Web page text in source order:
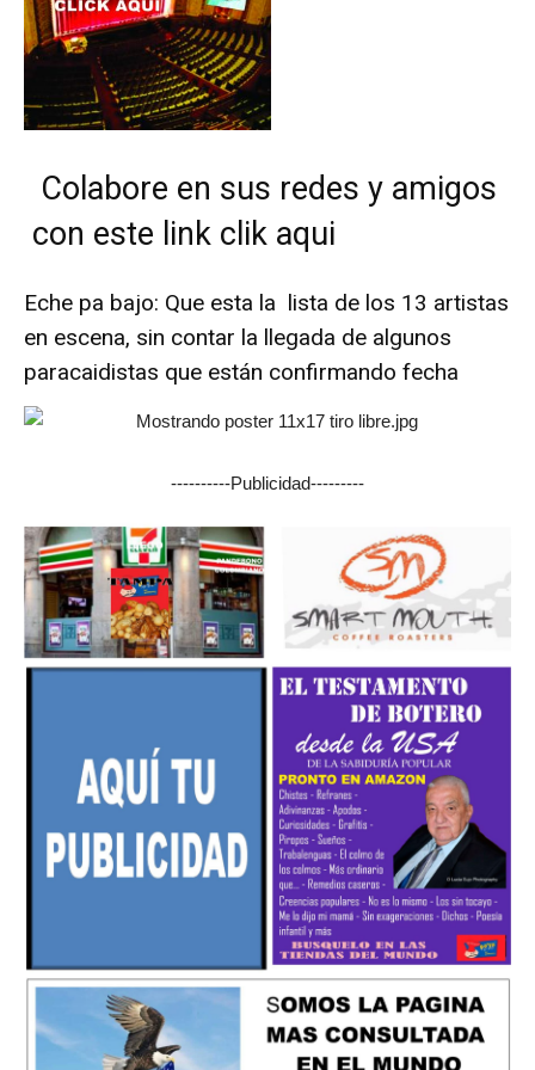
Colabore en sus redes y amigos
con este link clik aqui
Eche pa bajo: Que esta la lista de los 13 artistas
en escena, sin contar la llegada de algunos
paracaidistas que están confirmando fecha
----------Publicidad---------